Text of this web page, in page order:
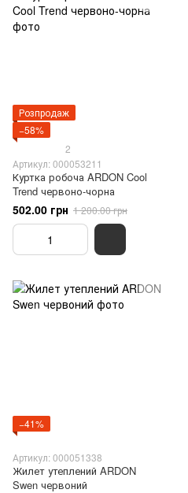
Розпродаж
−58%
2
Артикул: 000053211
Куртка робоча ARDON Cool
Trend червоно-чорна
502.00 грн 1 200.00 грн
−41%
Артикул: 000051338
Жилет утеплений ARDON
Swen червоний